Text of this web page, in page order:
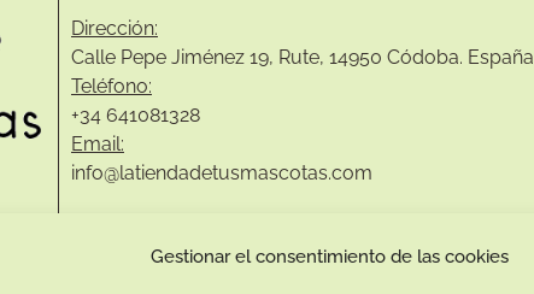
Gestionar el consentimiento de las cookies
Dirección:
Calle Pepe Jiménez 19, Rute, 14950 Códoba. España
Teléfono:
+34 641081328
Email:
info@latiendadetusmascotas.com